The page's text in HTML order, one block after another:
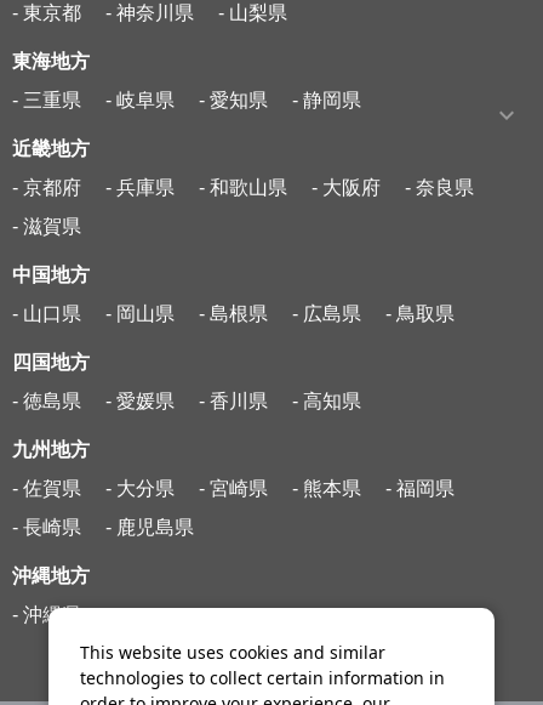
- 東京都
- 神奈川県 - 山梨県
東海地方
- 三重県
- 岐阜県 - 愛知県 - 静岡県
近畿地方
- 京都府
- 兵庫県 - 和歌山県 - 大阪府
- 奈良県
- 滋賀県
中国地方
- 山口県
- 岡山県 - 島根県 - 広島県 - 鳥取県
四国地方
- 徳島県
- 愛媛県 - 香川県 - 高知県
九州地方
- 佐賀県
- 大分県 - 宮崎県 - 熊本県
- 福岡県
- 長崎県
- 鹿児島県
沖縄地方
- 沖縄県
This website uses cookies and similar
technologies to collect certain information in